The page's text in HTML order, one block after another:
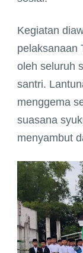
Munahir
Karangan
Trenggalek
Ibadah,
Pembelajaran,
Penguatan
Karakter
Santri
Kegiatan
pelaksanaan
oleh seluruh
santri.
menggema
suasana
menyambut